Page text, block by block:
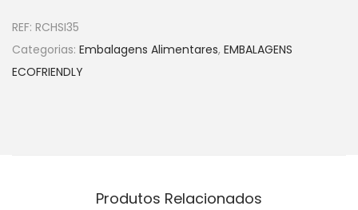
REF: RCHSI35
Categorias: Embalagens Alimentares, EMBALAGENS
ECOFRIENDLY
Produtos Relacionados